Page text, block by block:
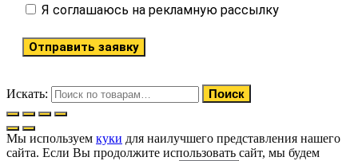
Я соглашаюсь на рекламную рассылку
Отправить заявку
Искать: Поиск
Мы используем куки для наилучшего представления нашего
сайта. Если Вы продолжите использовать сайт, мы будем